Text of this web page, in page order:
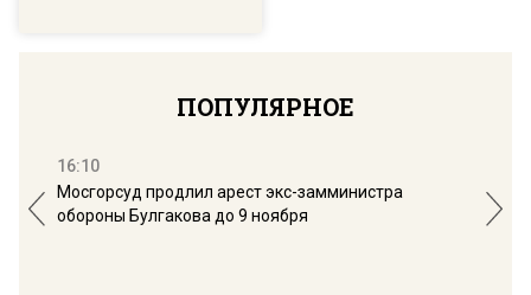
ПОПУЛЯРНОЕ
16:10
Мосгорсуд продлил арест экс-замминистра
обороны Булгакова до 9 ноября